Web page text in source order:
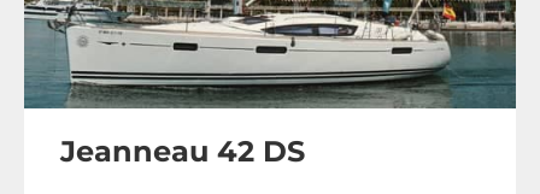
Jeanneau 42 DS